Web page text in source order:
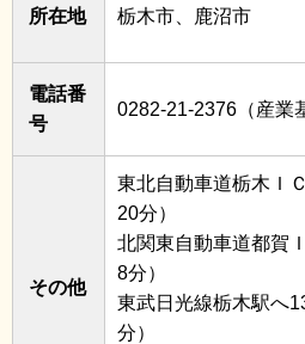
所在地 栃木市、鹿沼市
電話番
号
0282-21-2376（産業
その他
東北自動車道栃木Ｉ
20分）
北関東自動車道都賀
8分）
東武日光線栃木駅へ
分）